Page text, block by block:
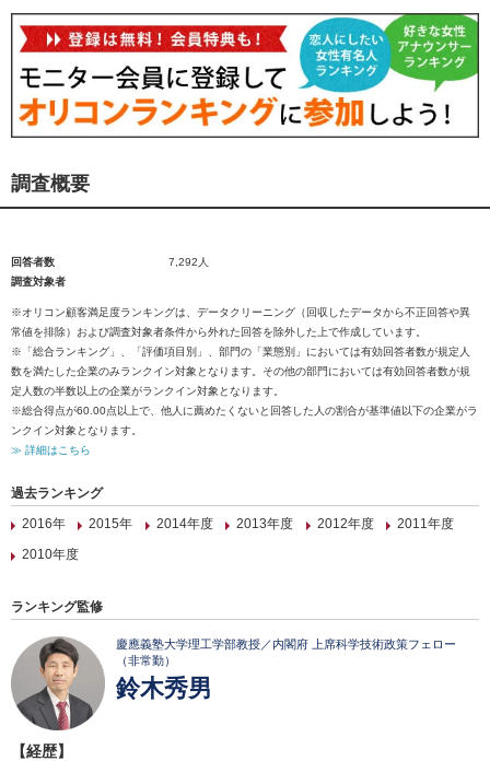
調査概要
回答者数
7,292人
調査対象者
※オリコン顧客満足度ランキングは、データクリーニング（回収したデータから不正回答や異
常値を排除）および調査対象者条件から外れた回答を除外した上で作成しています。
※「総合ランキング」、「評価項目別」、部門の「業態別」においては有効回答者数が規定人
数を満たした企業のみランクイン対象となります。その他の部門においては有効回答者数が規
定人数の半数以上の企業がランクイン対象となります。
※総合得点が60.00点以上で、他人に薦めたくないと回答した人の割合が基準値以下の企業がラ
ンクイン対象となります。
≫ 詳細はこちら
過去ランキング
2016年
2015年 2014年度 2013年度 2012年度
2011年度
2010年度
ランキング監修
慶應義塾大学理工学部教授／内閣府 上席科学技術政策フェロー
（非常勤）
鈴木秀男
【経歴】